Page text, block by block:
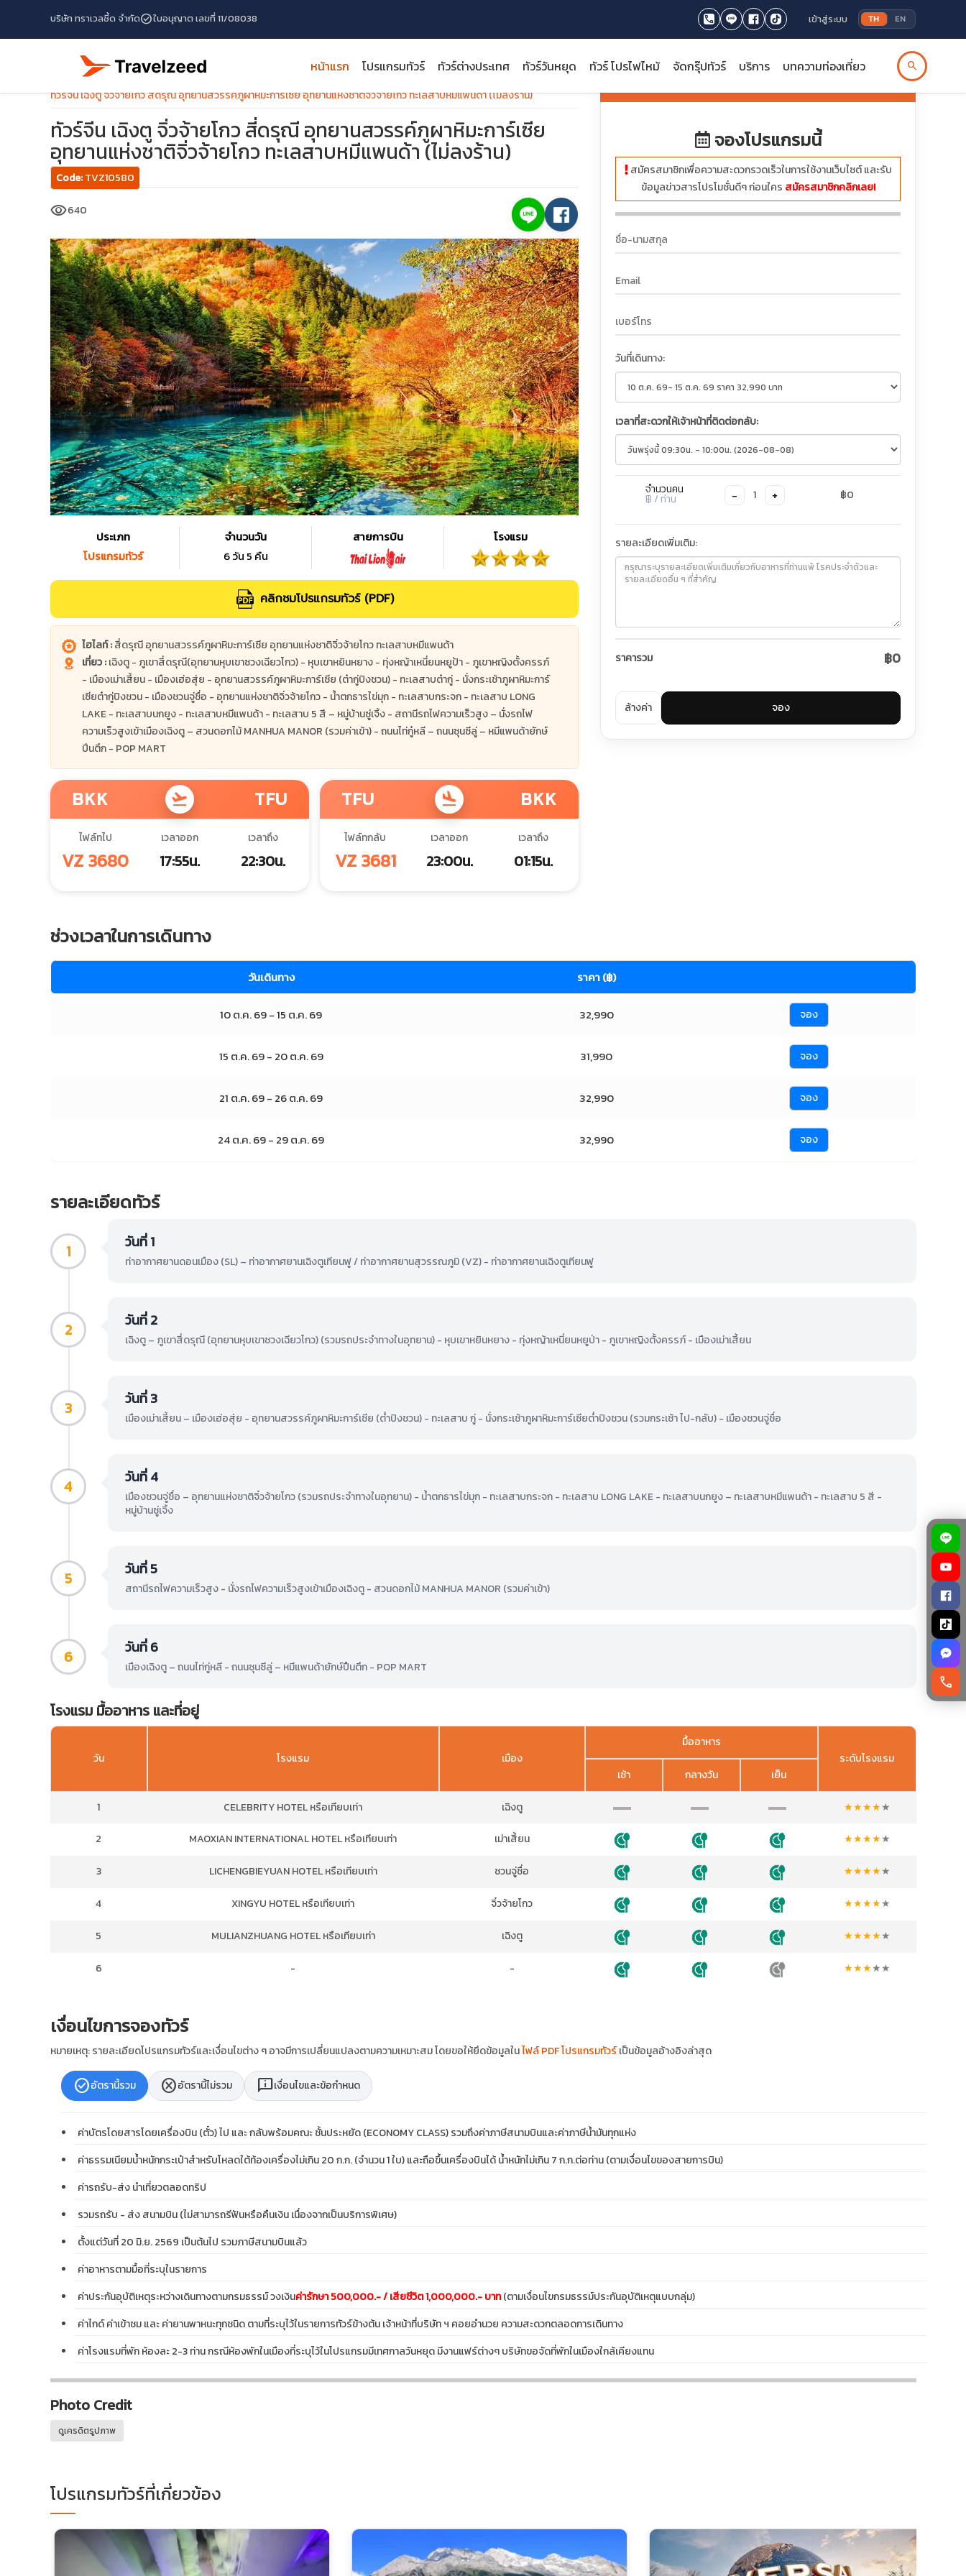
บริษัท ทราเวลซี้ด จำกัดcheck_circleใบอนุญาต เลขที่ 11/08038 เข้าสู่ระบบ TH EN
หน้าแรก โปรแกรมทัวร์ ทัวร์ต่างประเทศ ทัวร์วันหยุด ทัวร์ โปรไฟไหม้ จัดกรุ๊ปทัวร์ บริการ บทความท่องเที่ยว search
calendar_month
search
หน้าแรก โปรแกรมทัวร์
ทัวร์จีน
ทัวร์จีน เฉิงตู จิ่วจ้ายโกว สี่ดรุณี อุทยานสวรรค์ภูผาหิมะการ์เซีย อุทยานแห่งชาติจิ่วจ้ายโกว ทะเลสาบหมีแพนด้า (ไม่ลงร้าน)
ทัวร์จีน เฉิงตู จิ่วจ้ายโกว สี่ดรุณี อุทยานสวรรค์ภูผาหิมะการ์เซีย
อุทยานแห่งชาติจิ่วจ้ายโกว ทะเลสาบหมีแพนด้า (ไม่ลงร้าน)
Code:TVZ10580
visibility640
ประเภท
โปรแกรมทัวร์
จำนวนวัน
6 วัน 5 คืน
สายการบิน โรงแรม
คลิกชมโปรแกรมทัวร์ (PDF)
ไฮไลท์ :สี่ดรุณี อุทยานสวรรค์ภูผาหิมะการ์เซีย อุทยานแห่งชาติจิ่วจ้ายโกว ทะเลสาบหมีแพนด้า
เที่ยว :เฉิงตู - ภูเขาสี่ดรุณี(อุทยานหุบเขาซวงเฉียวโกว) - หุบเขาหยินหยาง - ทุ่งหญ้าเหนี่ยนหยูป้า - ภูเขาหญิงตั้งครรภ์
- เมืองเม่าเสี้ยน - เมืองเฮ่อสุ่ย - อุทยานสวรรค์ภูผาหิมะการ์เซีย (ต๋ากู่ปิงชวน) - ทะเลสาบต๋ากู่ - นั่งกระเช้าภูผาหิมะการ์
เซียต๋ากู่ปิงชวน - เมืองชวนจู่ชื่อ - อุทยานแห่งชาติจิ่วจ้ายโกว - น้ำตกธารไข่มุก - ทะเลสาบกระจก - ทะเลสาบ LONG
LAKE - ทะเลสาบนกยูง - ทะเลสาบหมีแพนด้า - ทะเลสาบ 5 สี – หมู่บ้านซู่เจิ้ง - สถานีรถไฟความเร็วสูง – นั่งรถไฟ
ความเร็วสูงเข้าเมืองเฉิงตู – สวนดอกไม้ MANHUA MANOR (รวมค่าเข้า) - ถนนไท่กู๋หลี – ถนนซุนซีลู่ – หมีแพนด้ายักษ์
ปีนตึก - POP MART
BKK flight_takeoff TFU
ไฟล์ทไป
VZ 3680
เวลาออก
17:55น.
เวลาถึง
22:30น.
TFU flight_land BKK
ไฟล์ทกลับ
VZ 3681
เวลาออก
23:00น.
เวลาถึง
01:15น.
บาท
จองโปรแกรมนี้
สมัครสมาชิกเพื่อความสะดวกรวดเร็วในการใช้งานเว็บไซต์ และรับ
ข้อมูลข่าวสารโปรโมชั่นดีๆ ก่อนใคร สมัครสมาชิกคลิกเลย!
วันที่เดินทาง:
เวลาที่สะดวกให้เจ้าหน้าที่ติดต่อกลับ:
จำนวนคน
฿ / ท่าน − 1 + ฿0
รายละเอียดเพิ่มเติม:
ราคารวม ฿0
ล้างค่า จอง
ช่วงเวลาในการเดินทาง
วันเดินทาง ราคา (฿)
10 ต.ค. 69 - 15 ต.ค. 69 32,990 จอง
15 ต.ค. 69 - 20 ต.ค. 69 31,990 จอง
21 ต.ค. 69 - 26 ต.ค. 69 32,990 จอง
24 ต.ค. 69 - 29 ต.ค. 69 32,990 จอง
รายละเอียดทัวร์
1 วันที่ 1
ท่าอากาศยานดอนเมือง (SL) – ท่าอากาศยานเฉิงตูเทียนฟู / ท่าอากาศยานสุวรรณภูมิ (VZ) - ท่าอากาศยานเฉิงตูเทียนฟู
2 วันที่ 2
เฉิงตู – ภูเขาสี่ดรุณี (อุทยานหุบเขาชวงเฉียวโกว) (รวมรถประจำทางในอุทยาน) - หุบเขาหยินหยาง - ทุ่งหญ้าเหนี่ยนหยูป่า - ภูเขาหญิงตั้งครรภ์ - เมืองเม่าเสี้ยน
3 วันที่ 3
เมืองเม่าเสี้ยน – เมืองเฮ่อสุ่ย - อุทยานสวรรค์ภูผาหิมะการ์เซีย (ต่ำปิงชวน) - ทะเลสาบ กู่ - นั่งกระเช้าภูผาหิมะการ์เซียต่ำปิงชวน (รวมกระเช้า ไป-กลับ) - เมืองชวนจู่ชื่อ
4 วันที่ 4
เมืองชวนจู่ชื่อ – อุทยานแห่งชาติจิ๋วจ้ายโกว (รวมรถประจำทางในอุทยาน) - น้ำตกธารไข่มุก - ทะเลสาบกระจก - ทะเลสาบ LONG LAKE - ทะเลสาบนกยูง – ทะเลสาบหมีแพนด้า - ทะเลสาบ 5 สี -
หมู่บ้านซู่เจิ้ง
5 วันที่ 5
สถานีรถไฟความเร็วสูง - นั่งรถไฟความเร็วสูงเข้าเมืองเฉิงตู - สวนดอกไม้ MANHUA MANOR (รวมค่าเข้า)
6 วันที่ 6
เมืองเฉิงตู – ถนนไท่กู่หลี - ถนนซุนซีลู่ – หมีแพนด้ายักษ์ปืนตึก - POP MART
โรงแรม มื้ออาหาร และที่อยู่
วัน โรงแรม เมือง
มื้ออาหาร
ระดับโรงแรม
เช้า
กลางวัน เย็น
1 CELEBRITY HOTEL หรือเทียบเท่า เฉิงตู ★★★★★
2 MAOXIAN INTERNATIONAL HOTEL หรือเทียบเท่า เม่าเสี้ยน ★★★★★
3 LICHENGBIEYUAN HOTEL หรือเทียบเท่า ชวนจู่ชื่อ ★★★★★
4 XINGYU HOTEL หรือเทียบเท่า จิ๋วจ้ายโกว ★★★★★
5 MULIANZHUANG HOTEL หรือเทียบเท่า เฉิงตู ★★★★★
6 - - ★★★★★
เงื่อนไขการจองทัวร์
หมายเหตุ: รายละเอียดโปรแกรมทัวร์และเงื่อนไขต่าง ๆ อาจมีการเปลี่ยนแปลงตามความเหมาะสม โดยขอให้ยึดข้อมูลในไฟล์ PDF โปรแกรมทัวร์เป็นข้อมูลอ้างอิงล่าสุด
check_circleอัตรานี้รวม cancelอัตรานี้ไม่รวม chat_infoเงื่อนไขและข้อกำหนด
ค่าบัตรโดยสารโดยเครื่องบิน (ตั๋ว) ไป และ กลับพร้อมคณะ ชั้นประหยัด (ECONOMY CLASS) รวมถึงค่าภาษีสนามบินและค่าภาษีน้ำมันทุกแห่ง
ค่าธรรมเนียมน้ำหนักกระเป๋าสำหรับโหลดใต้ท้องเครื่องไม่เกิน 20 ก.ก. (จำนวน 1 ใบ) และถือขึ้นเครื่องบินได้ น้ำหนักไม่เกิน 7 ก.ก.ต่อท่าน (ตามเงื่อนไขของสายการบิน)
ค่ารถรับ-ส่ง นำเที่ยวตลอดทริป
รวมรถรับ - ส่ง สนามบิน (ไม่สามารถรีฟันหรือคืนเงิน เนื่องจากเป็นบริการพิเศษ)
ตั้งแต่วันที่ 20 มิ.ย. 2569 เป็นต้นไป รวมภาษีสนามบินแล้ว
ค่าอาหารตามมื้อที่ระบุในรายการ
ค่าประกันอุบัติเหตุระหว่างเดินทางตามกรมธรรม์ วงเงินค่ารักษา 500,000.- / เสียชีวิต 1,000,000.- บาท(ตามเงื่อนไขกรมธรรม์ประกันอุบัติเหตุแบบกลุ่ม)
ค่าไกด์ ค่าเข้าชม และ ค่ายานพาหนะทุกชนิด ตามที่ระบุไว้ในรายการทัวร์ข้างต้น เจ้าหน้าที่บริษัท ฯ คอยอำนวย ความสะดวกตลอดการเดินทาง
ค่าโรงแรมที่พัก ห้องละ 2-3 ท่าน กรณีห้องพักในเมืองที่ระบุไว้ในโปรแกรมมีเทศกาลวันหยุด มีงานแฟร์ต่างๆ บริษัทขอจัดที่พักในเมืองใกล้เคียงแทน
Photo Credit
ดูเครดิตรูปภาพ
โปรแกรมทัวร์ที่เกี่ยวข้อง
call